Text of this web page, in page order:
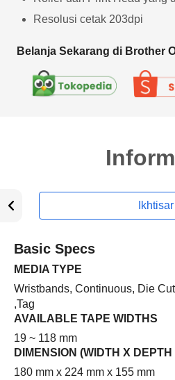
Resolusi cetak 203dpi
Belanja Sekarang di Brother
Ikhtisar
Basic Specs
MEDIA TYPE
Wristbands, Continuous, Die
,Tag
AVAILABLE TAPE WIDTHS
19 ~ 118 mm
DIMENSION (WIDTH X
180 mm x 224 mm x 155 mm